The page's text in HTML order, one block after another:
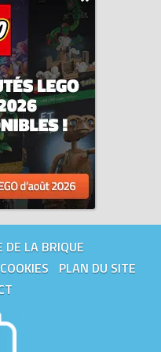
DE LA BRIQUE
COOKIES
PLAN DU SITE